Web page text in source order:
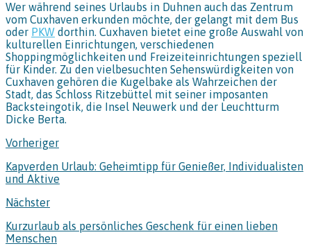
Wer während seines Urlaubs in Duhnen auch das Zentrum
vom Cuxhaven erkunden möchte, der gelangt mit dem Bus
oder PKW dorthin. Cuxhaven bietet eine große Auswahl von
kulturellen Einrichtungen, verschiedenen
Shoppingmöglichkeiten und Freizeiteinrichtungen speziell
für Kinder. Zu den vielbesuchten Sehenswürdigkeiten von
Cuxhaven gehören die Kugelbake als Wahrzeichen der
Stadt, das Schloss Ritzebüttel mit seiner imposanten
Backsteingotik, die Insel Neuwerk und der Leuchtturm
Dicke Berta.
Vorheriger
Kapverden Urlaub: Geheimtipp für Genießer, Individualisten
und Aktive
Nächster
Kurzurlaub als persönliches Geschenk für einen lieben
Menschen